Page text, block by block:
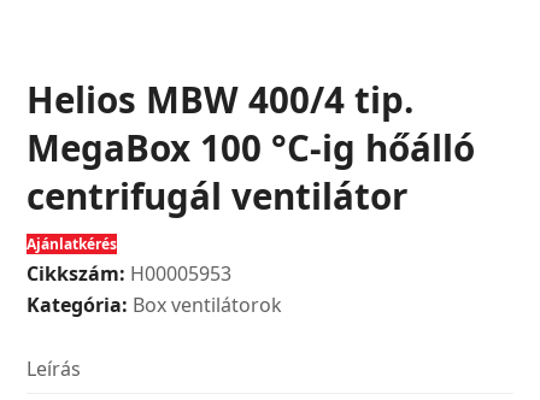
Helios MBW 400/4 tip.
MegaBox 100 °C-ig hőálló
centrifugál ventilátor
Ajánlatkérés
Cikkszám: H00005953
Kategória: Box ventilátorok
Leírás